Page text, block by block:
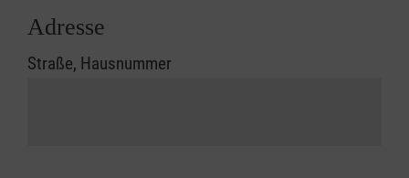
Adresse
Straße, Hausnummer